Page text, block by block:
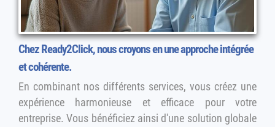
Chez Ready2Click, nous croyons en une approche intégrée
et cohérente.
En combinant nos différents services, vous créez une
expérience harmonieuse et efficace pour votre
entreprise. Vous bénéficiez ainsi d'une solution globale